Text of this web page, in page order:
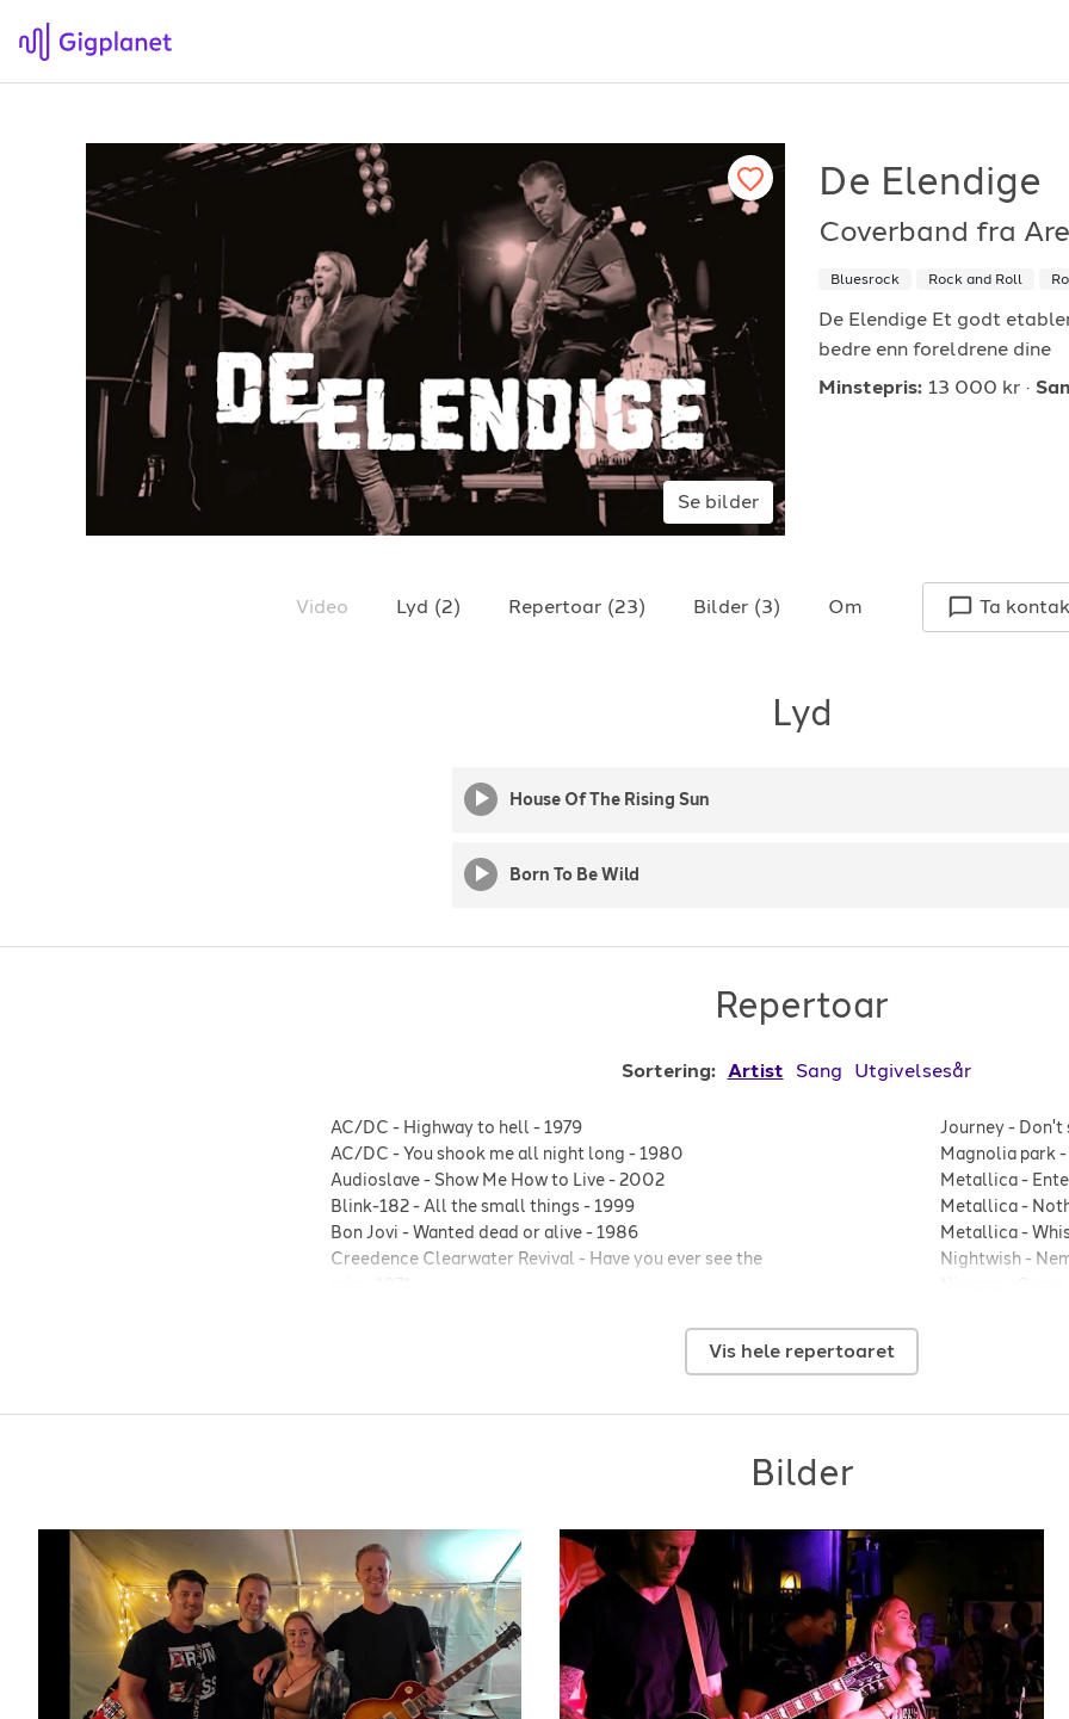
Gigplanet
Om Gigplanet
Artikler
For arrangører
Hvordan fungerer det?
Søk etter underholdning
Hvordan booke i 2026
For musiker
Hvordan fungerer
Registrer solist eller
Se referanser
+4790640887
Se bilder
De Elendige
Coverband fra
Bluesrock Rock and Roll
De Elendige Et godt
bedre enn foreldrene dine
Minstepris: 13 000 kr
Video Lyd (2) Repertoar (23) Bilder (3) Om Ta
Lyd
House Of The Rising Sun
Born To Be Wild
Repertoar
Sortering: Artist Sang Utgivelsesår
AC/DC - Highway to hell -1979
AC/DC -You shook me all night long -1980
Audioslave- Show Me How to Live-2002
Blink-182-All the small things-1999
Bon Jovi -Wanted dead or alive-1986
Creedence Clearwater Revival - Have you ever see the
Guns N' Roses-Knocking on heavens door-1990
Journey- Don't
Magnolia park
Metallica-
Metallica-
Metallica-
Nightwish-
Vis hele repertoaret
Bilder